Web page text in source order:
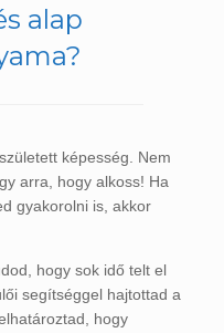
alap
képesség. Nem
arra, hogy alkoss! Ha
gyakorolni is, akkor
hogy sok idő telt el
segítséggel hajtottad a
hogy